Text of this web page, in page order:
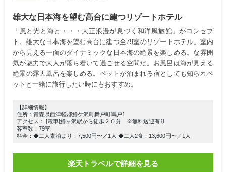
雄大な日本海を望む高台に建つリゾートホテル
「風と光と海と・・・大正浪漫が息づく和洋風旅館」がコンセプ
ト。雄大な日本海を望む高台に建つ全79室のリゾートホテル。室内
から見える一面のダイナミックな日本海の絶景を楽しめる。な雰囲
気が魅力で大人が落ち着いて過ごせる空間だ。お風呂は海が見える
絶景の露天風呂を楽しめる。ペットが泊まれる宿としても知られペ
ットと一緒に旅行したい時にもおすすめ。
【詳細情報】
住所：青森県西津軽郡鯵ケ沢町舞戸町鳴戸1
アクセス： [電車]鯵ヶ沢駅から徒歩２０分 ※無料送迎有り
客室数：79室
料金：◆二人素泊まり：7,500円〜／1人 ◆二人2食：13,600円〜／1人
楽天トラベルで詳細を見る